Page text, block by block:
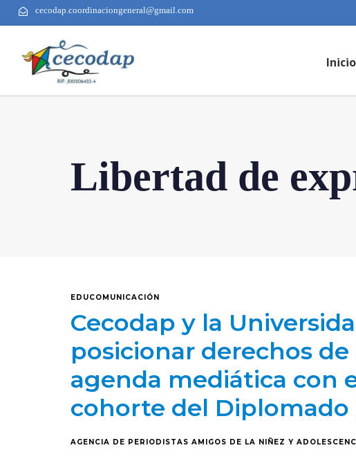
cecodap.coordinaciongeneral@gmail.com
Inicio
Libertad de
EDUCOMUNICACIÓN
Cecodap y la
posicionar derechos
agenda mediática con
cohorte del Diplomado
AGENCIA DE PERIODISTAS AMIGOS DE LA NIÑEZ Y